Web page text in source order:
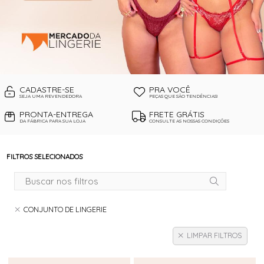
CADASTRE-SE
SEJA UMA REVENDEDORA
PRA VOCÊ
PEÇAS QUE SÃO TENDÊNCIAS!
PRONTA-ENTREGA
DA FÁBRICA PARA SUA LOJA
FRETE GRÁTIS
CONSULTE AS NOSSAS CONDIÇÕES
FILTROS SELECIONADOS
CONJUNTO DE LINGERIE
LIMPAR FILTROS